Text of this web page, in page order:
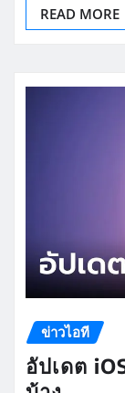
READ MORE
ข่าวไอที
อัปเดต